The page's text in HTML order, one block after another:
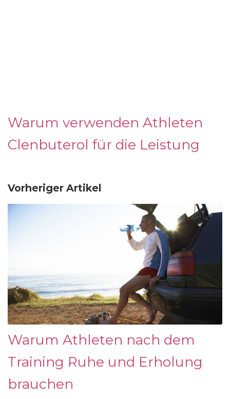
Warum verwenden Athleten
Clenbuterol für die Leistung
Vorheriger Artikel
Warum Athleten nach dem
Training Ruhe und Erholung
brauchen